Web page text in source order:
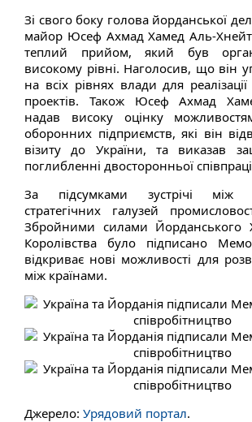
Зі свого боку голова йорданської
майор Юсеф Ахмад Хамед Аль-
теплий прийом, який був
високому рівні. Наголосив, що він
на всіх рівнях влади для
проектів. Також Юсеф Ахмад
надав високу оцінку
оборонних підприємств, які він
візиту до України, та виказав
поглибленні двосторонньої
За підсумками зустрічі між
стратегічних галузей
Збройними силами Йорданського
Королівства було підписано
відкриває нові можливості для
між країнами.
Джерело: Урядовий портал.